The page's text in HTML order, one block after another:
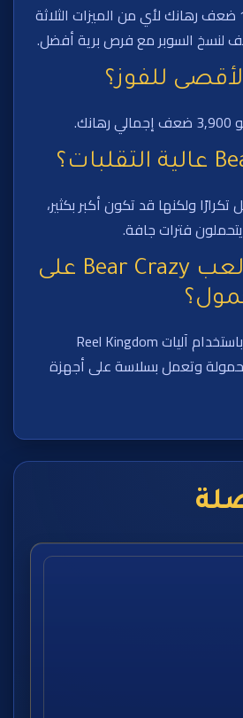
نعم. يمكنك دفع 100 ضعف رهانك لأي من الميزات الثلاثة
للفوز؟
ولكنها قد تكون أكبر بكثير،
يتحملون فترات جافة.
هل يمكنني لعب Bear Crazy على
بالطبع. تم بناء اللعبة باستخدام آليات Reel Kingdom
وتعمل بسلاسة على أجهزة